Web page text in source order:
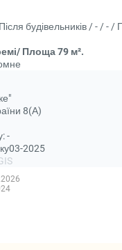
будівельників / - / - /
Площа 79 м².
8(А)
-
2025